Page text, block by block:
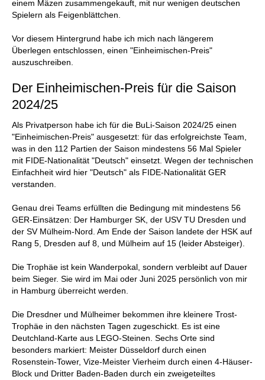
einem Mäzen zusammengekauft, mit nur wenigen deutschen
Spielern als Feigenblättchen.
Vor diesem Hintergrund habe ich mich nach längerem
Überlegen entschlossen, einen "Einheimischen-Preis"
auszuschreiben.
Der Einheimischen-Preis für die Saison
2024/25
Als Privatperson habe ich für die BuLi-Saison 2024/25 einen
"Einheimischen-Preis" ausgesetzt: für das erfolgreichste Team,
was in den 112 Partien der Saison mindestens 56 Mal Spieler
mit FIDE-Nationalität "Deutsch" einsetzt. Wegen der technischen
Einfachheit wird hier "Deutsch" als FIDE-Nationalität GER
verstanden.
Genau drei Teams erfüllten die Bedingung mit mindestens 56
GER-Einsätzen: Der Hamburger SK, der USV TU Dresden und
der SV Mülheim-Nord. Am Ende der Saison landete der HSK auf
Rang 5, Dresden auf 8, und Mülheim auf 15 (leider Absteiger).
Die Trophäe ist kein Wanderpokal, sondern verbleibt auf Dauer
beim Sieger. Sie wird im Mai oder Juni 2025 persönlich von mir
in Hamburg überreicht werden.
Die Dresdner und Mülheimer bekommen ihre kleinere Trost-
Trophäe in den nächsten Tagen zugeschickt. Es ist eine
Deutchland-Karte aus LEGO-Steinen. Sechs Orte sind
besonders markiert: Meister Düsseldorf durch einen
Rosenstein-Tower, Vize-Meister Vierheim durch einen 4-Häuser-
Block und Dritter Baden-Baden durch ein zweigeteiltes